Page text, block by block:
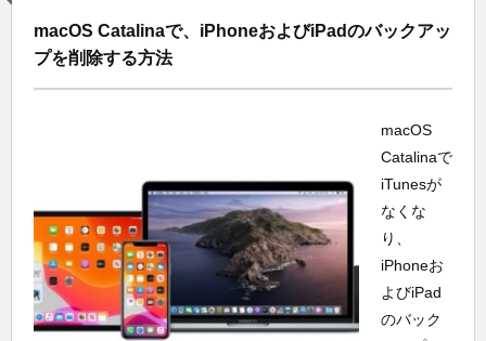
macOS Catalinaで、iPhoneおよびiPadのバックアッ
プを削除する方法
macOS
Catalinaで
iTunesが
なくな
り、
iPhoneお
よびiPad
のバック